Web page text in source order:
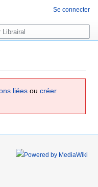
liées ou créer
Se connecter